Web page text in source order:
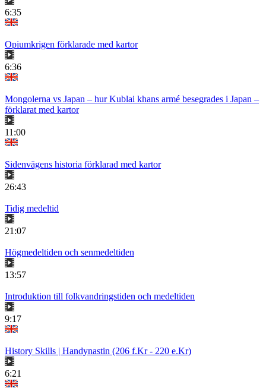
6:35
Opiumkrigen förklarade med kartor
6:36
Mongolerna vs Japan – hur Kublai khans armé besegrades i Japan –
förklarat med kartor
11:00
Sidenvägens historia förklarad med kartor
26:43
Tidig medeltid
21:07
Högmedeltiden och senmedeltiden
13:57
Introduktion till folkvandringstiden och medeltiden
9:17
History Skills | Handynastin (206 f.Kr - 220 e.Kr)
6:21